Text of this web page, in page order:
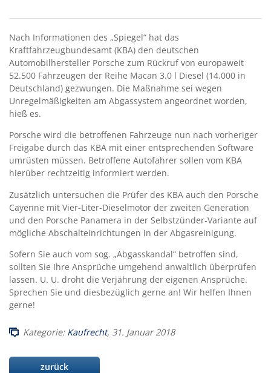
Nach Informationen des „Spiegel“ hat das
Kraftfahrzeugbundesamt (KBA) den deutschen
Automobilhersteller Porsche zum Rückruf von europaweit
52.500 Fahrzeugen der Reihe Macan 3.0 l Diesel (14.000 in
Deutschland) gezwungen. Die Maßnahme sei wegen
Unregelmäßigkeiten am Abgassystem angeordnet worden,
hieß es.
Porsche wird die betroffenen Fahrzeuge nun nach vorheriger
Freigabe durch das KBA mit einer entsprechenden Software
umrüsten müssen. Betroffene Autofahrer sollen vom KBA
hierüber rechtzeitig informiert werden.
Zusätzlich untersuchen die Prüfer des KBA auch den Porsche
Cayenne mit Vier-Liter-Dieselmotor der zweiten Generation
und den Porsche Panamera in der Selbstzünder-Variante auf
mögliche Abschalteinrichtungen in der Abgasreinigung.
Sofern Sie auch vom sog. „Abgasskandal“ betroffen sind,
sollten Sie Ihre Ansprüche umgehend anwaltlich überprüfen
lassen. U. U. droht die Verjährung der eigenen Ansprüche.
Sprechen Sie und diesbezüglich gerne an! Wir helfen Ihnen
gerne!
Kategorie: Kaufrecht, 31. Januar 2018
zurück